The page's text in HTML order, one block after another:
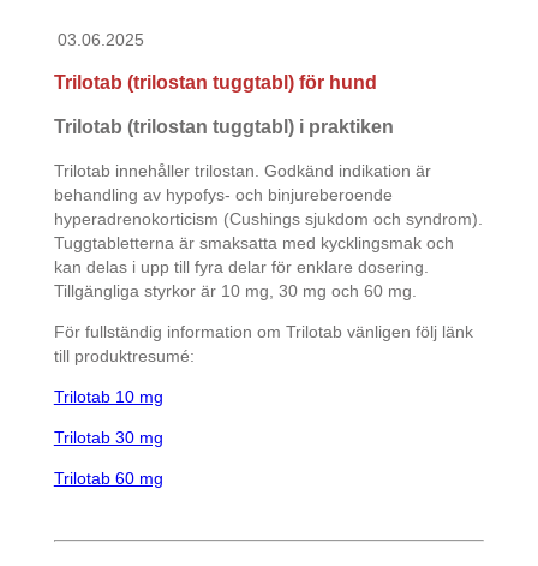
03.06.2025
Trilotab (trilostan tuggtabl) för hund
Trilotab (trilostan tuggtabl) i praktiken
Trilotab innehåller trilostan. Godkänd indikation är
behandling av hypofys- och binjureberoende
hyperadrenokorticism (Cushings sjukdom och syndrom).
Tuggtabletterna är smaksatta med kycklingsmak och
kan delas i upp till fyra delar för enklare dosering.
Tillgängliga styrkor är 10 mg, 30 mg och 60 mg.
För fullständig information om Trilotab vänligen följ länk
till produktresumé:
Trilotab 10 mg
Trilotab 30 mg
Trilotab 60 mg